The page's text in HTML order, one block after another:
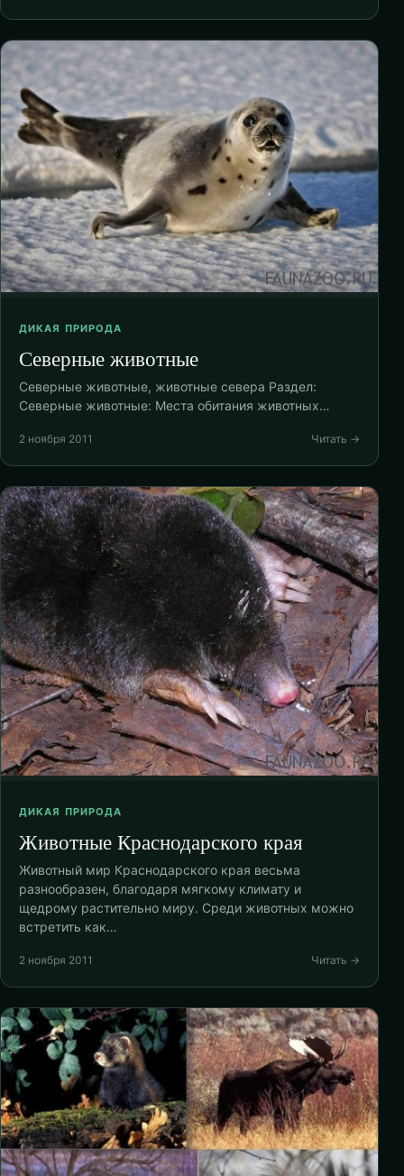
ДИКАЯ ПРИРОДА
Северные животные
Северные животные, животные севера Раздел:
Северные животные: Места обитания животных…
2 ноября 2011 Читать →
ДИКАЯ ПРИРОДА
Животные Краснодарского края
Животный мир Краснодарского края весьма
разнообразен, благодаря мягкому климату и
щедрому растительно миру. Среди животных можно
встретить как…
2 ноября 2011 Читать →